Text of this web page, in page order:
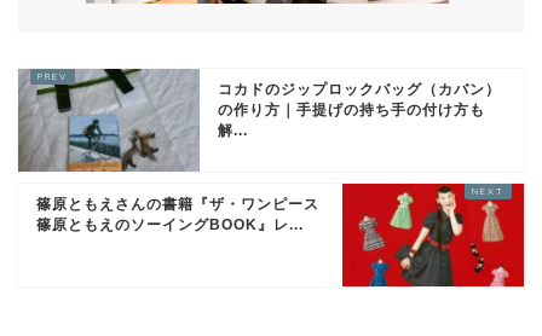
コカドのジップロックバッグ（カバン）
の作り方｜手提げの持ち手の付け方も
解...
篠原ともえさんの書籍『ザ・ワンピース
篠原ともえのソーイングBOOK』レ...